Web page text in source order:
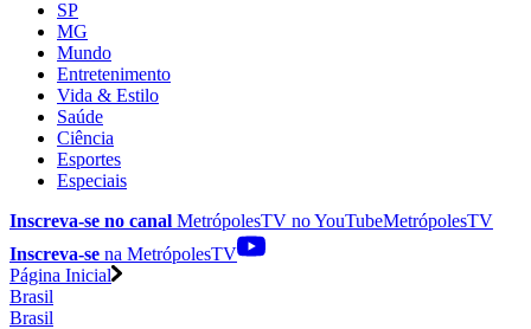
SP
MG
Mundo
Entretenimento
Vida & Estilo
Saúde
Ciência
Esportes
Especiais
Inscreva-se no canal MetrópolesTV noYouTubeMetrópolesTV
Inscreva-se na MetrópolesTV
Página Inicial
Brasil
Brasil